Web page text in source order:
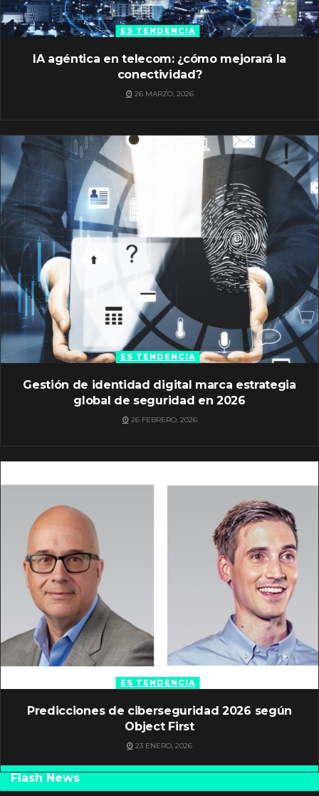
ES TENDENCIA
IA agéntica en telecom: ¿cómo mejorará la
conectividad?
26 MARZO, 2026
ES TENDENCIA
Gestión de identidad digital marca estrategia
global de seguridad en 2026
26 FEBRERO, 2026
ES TENDENCIA
Predicciones de ciberseguridad 2026 según
Object First
23 ENERO, 2026
Flash News